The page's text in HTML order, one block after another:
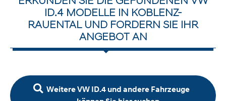
ID.4 MODELLE IN KOBLENZ-
RAUENTAL UND FORDERN SIE IHR
ANGEBOT AN
Weitere VW ID.4 und andere Fahrzeuge